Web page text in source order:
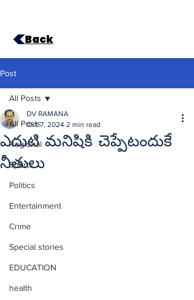
Back
Post
All Posts
Regional
Sports
Politics
Entertainment
Crime
Special stories
EDUCATION
health
All Posts
ఎదుటి మనిషికి చెప్పేటందుకే
నీతులు
DV RAMANA
Oct 7, 2024 2 min read